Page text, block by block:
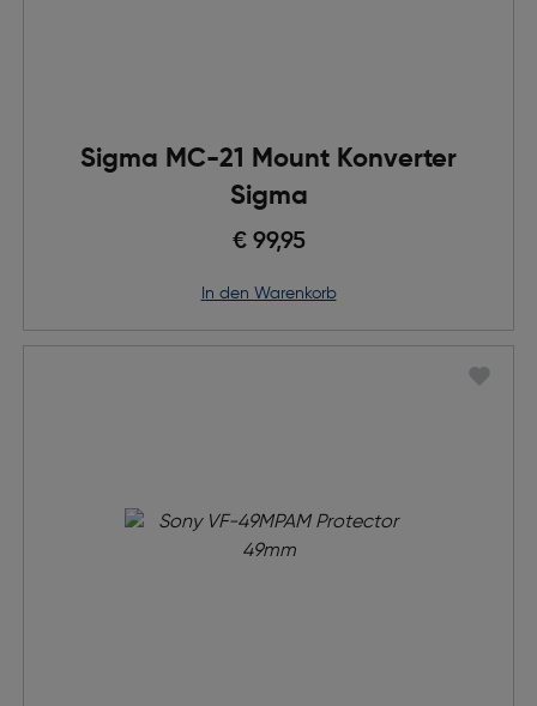
Sigma MC-21 Mount Konverter
Sigma
€ 99,95
in den Warenkorb